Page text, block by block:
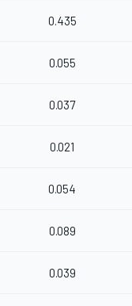
0.435
0.055
0.037
0.021
0.054
0.089
0.039